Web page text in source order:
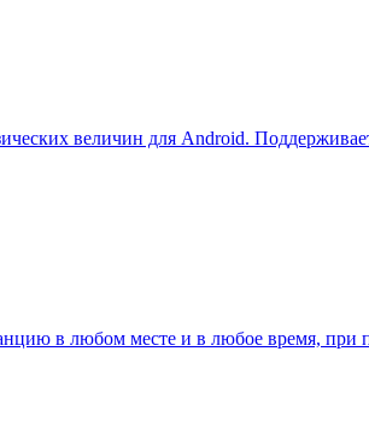
величин для Android.
в любом месте и в любое время, при